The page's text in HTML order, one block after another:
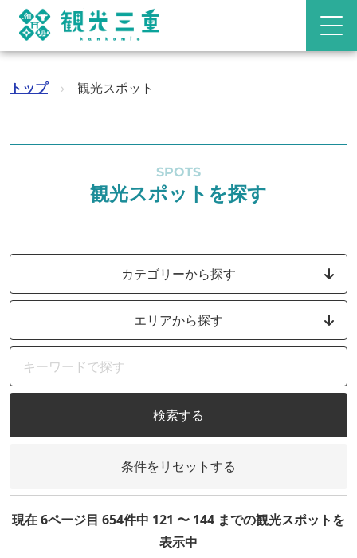
トップ › 観光スポット
SPOTS
観光スポットを探す
カテゴリーから探す
エリアから探す
検索する
条件をリセットする
現在 6ページ目 654件中 121 〜 144 までの観光スポットを
表示中